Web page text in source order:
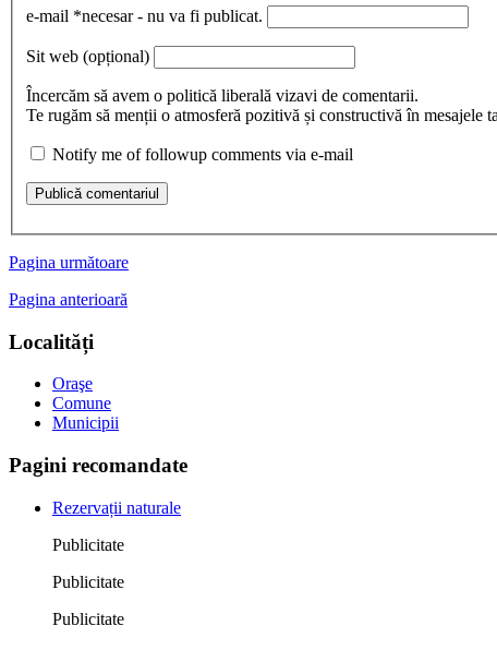
e-mail *necesar - nu va fi publicat.
Sit web (opțional)
Încercăm să avem o politică liberală vizavi de comentarii.
Te rugăm să menții o atmosferă pozitivă și constructivă în mesajele
Notify me of followup comments via e-mail
Publică comentariul
Pagina următoare
Pagina anterioară
Localități
Oraşe
Comune
Municipii
Pagini recomandate
Rezervații naturale
Publicitate
Publicitate
Publicitate